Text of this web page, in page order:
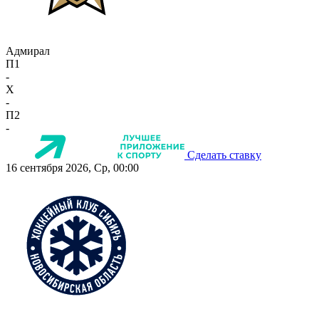
Адмирал
П1
-
X
-
П2
-
Сделать ставку
16 сентября 2026, Ср, 00:00